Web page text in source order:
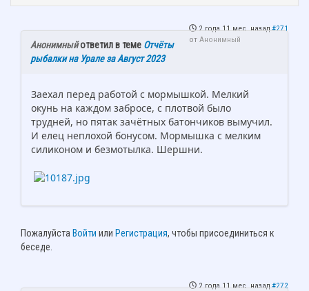
2 года 11 мес. назад #271
от Анонимный
Анонимныйответил в теме Отчёты
рыбалки на Урале за Август 2023
Заехал перед работой с мормышкой. Мелкий
окунь на каждом забросе, с плотвой было
трудней, но пятак зачётных батончиков вымучил.
И елец неплохой бонусом. Мормышка с мелким
силиконом и безмотылка. Шершни.
Пожалуйста Войти или Регистрация, чтобы присоединиться к
беседе.
2 года 11 мес. назад #272